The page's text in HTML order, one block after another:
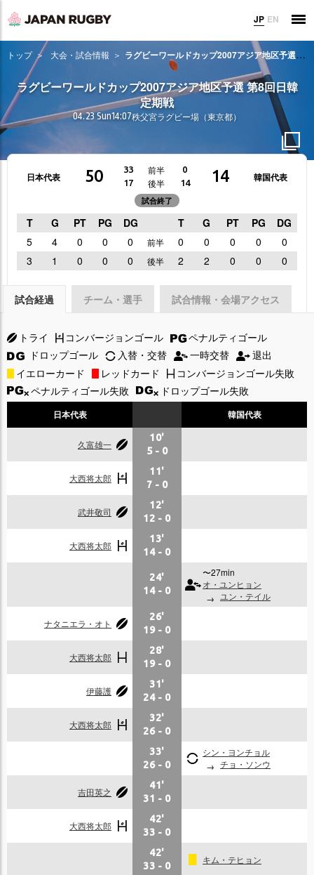
JP EN
トップ 大会・試合情報 ラグビーワールドカップ2007アジア地区予選 第8回日韓定期戦
ラグビーワールドカップ2007アジア地区予選 第8回日韓
定期戦
04.23 Sun14:07秩父宮ラグビー場（東京都）
日本代表 50 33 前半
0
17
後半 14
試合終了
14 韓国代表
T G PT PG DG T G PT PG
DG
5
4 0 0 0 前半 0 0 0 0
0
3
1 0 0 0 後半 2 2 0 0 0
試合経過 チーム・選手 試合情報・会場アクセス
トライ コンバージョンゴール
ペナルティゴール
ドロップゴール
入替・交替 一時交替
退出
イエローカード
レッドカード
コンバージョンゴール失敗
ペナルティゴール失敗
ドロップゴール失敗
日本代表 韓国代表
久富雄一
10'
5 - 0
大西将太郎
11'
7 - 0
武井敬司
12'
12 - 0
大西将太郎
13'
14 - 0
24'
14 - 0
〜27min
オ・ユンヒョン
ユン・テイル
ナタニエラ・オト
26'
19 - 0
大西将太郎
28'
19 - 0
伊藤護
31'
24 - 0
大西将太郎
32'
26 - 0
33'
26 - 0
シン・ヨンチョル
チョ・ソンウ
吉田英之
41'
31 - 0
大西将太郎
42'
33 - 0
42'
33 - 0
キム・テヒョン